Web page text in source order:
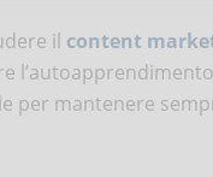
il content
per mantenere